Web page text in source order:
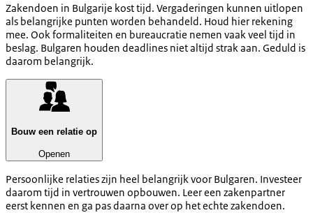
Zakendoen in Bulgarije kost tijd. Vergaderingen kunnen uitlopen
als belangrijke punten worden behandeld. Houd hier rekening
mee. Ook formaliteiten en bureaucratie nemen vaak veel tijd in
beslag. Bulgaren houden deadlines niet altijd strak aan. Geduld is
daarom belangrijk.
Bouw een relatie op
Openen
Persoonlijke relaties zijn heel belangrijk voor Bulgaren. Investeer
daarom tijd in vertrouwen opbouwen. Leer een zakenpartner
eerst kennen en ga pas daarna over op het echte zakendoen.